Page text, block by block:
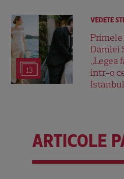
13
VEDETE
Damlei
„Legea
într-o
Istanbul
ARTICOLE